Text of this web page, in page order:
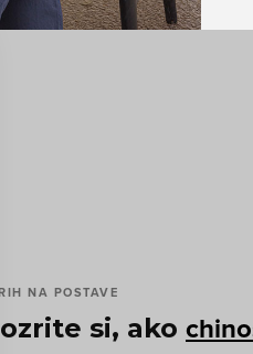
NA POSTAVE
si, ako